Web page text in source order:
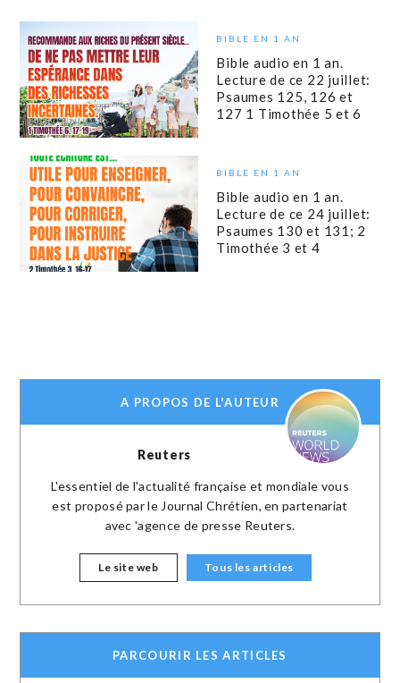
BIBLE EN 1 AN
Bible audio en 1 an.
Lecture de ce 22 juillet:
Psaumes 125, 126 et
127 1 Timothée 5 et 6
BIBLE EN 1 AN
Bible audio en 1 an.
Lecture de ce 24 juillet:
Psaumes 130 et 131; 2
Timothée 3 et 4
A PROPOS DE L'AUTEUR
Reuters
L'essentiel de l'actualité française et mondiale vous
est proposé par le Journal Chrétien, en partenariat
avec 'agence de presse Reuters.
Le site web Tous les articles
PARCOURIR LES ARTICLES